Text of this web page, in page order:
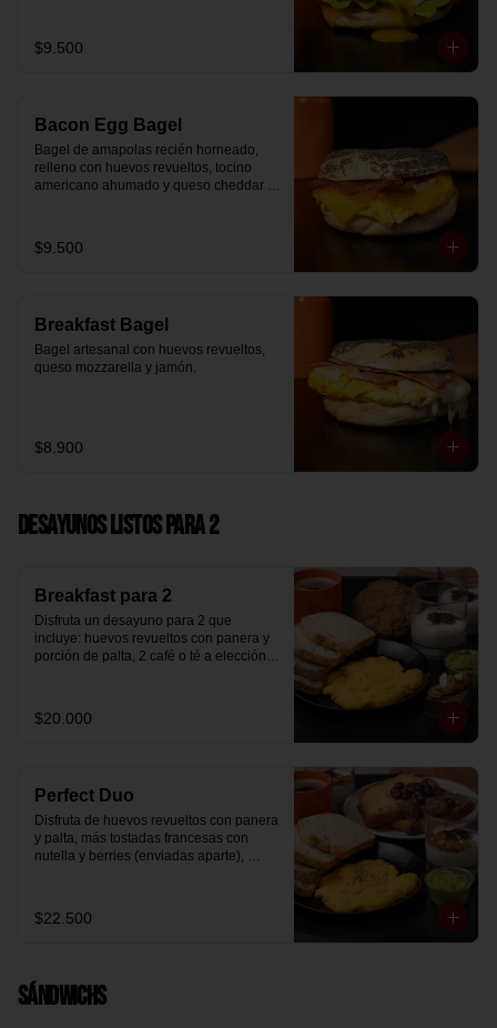
$9.500
Bacon Egg Bagel
Bagel de amapolas recién horneado,
relleno con huevos revueltos, tocino
americano ahumado y queso cheddar
$9.500
Breakfast Bagel
Bagel artesanal con huevos revueltos,
queso mozzarella y jamón.
$8.900
Desayunos Listos para 2
Breakfast para 2
Disfruta un desayuno para 2 que
incluye: huevos revueltos con panera y
porción de palta, 2 café o té a elección, 2
hecha en casa, un mini brownie y galleta
de avena para compartir.
$20.000
Perfect Duo
Disfruta de huevos revueltos con panera
y palta, más tostadas francesas con
nutella y berries (enviadas aparte),
mermelada de arándanos y granola
hecha en casa.
$22.500
Sándwichs